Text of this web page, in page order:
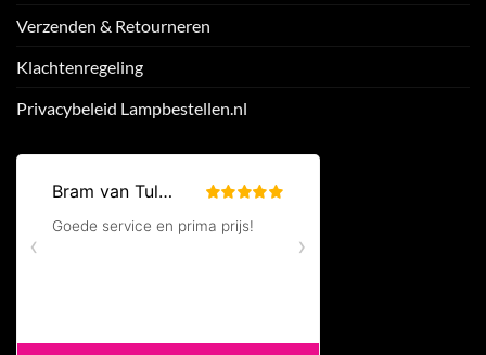
Verzenden & Retourneren
Klachtenregeling
Privacybeleid Lampbestellen.nl